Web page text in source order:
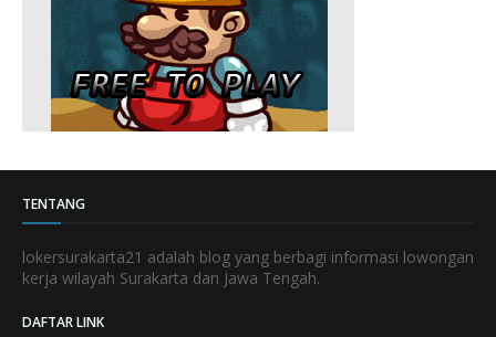
TENTANG
lokersurakarta21 adalah blog yang berbagi informasi lowongan
kerja wilayah Surakarta dan Jawa Tengah.
DAFTAR LINK